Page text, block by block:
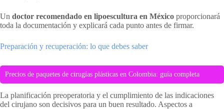
Un doctor recomendado en lipoescultura en México proporcionará
toda la documentación y explicará cada punto antes de firmar.
Preparación y recuperación: lo que debes saber
Precios de paquetes de cirugías plásticas en Colombia: guía completa
La planificación preoperatoria y el cumplimiento de las indicaciones
del cirujano son decisivos para un buen resultado. Aspectos a